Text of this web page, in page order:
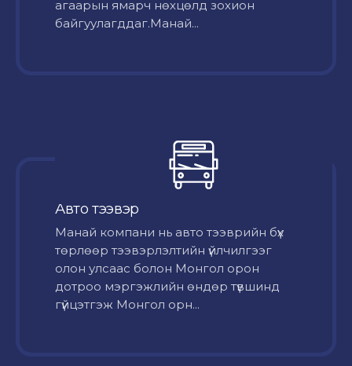
агаарын ямарч нөхцөлд зохион
байгуулагддаг.Манай...
Авто тээвэр
Mанай компани нь авто тээврийн бүх
төрлөөр тээвэрлэлтийн үйлчилгээг
олон улсаас болон Монгол орон
дотроо мэргэжлийн өндөр түвшинд
гүйцэтгэж Монгол орн...